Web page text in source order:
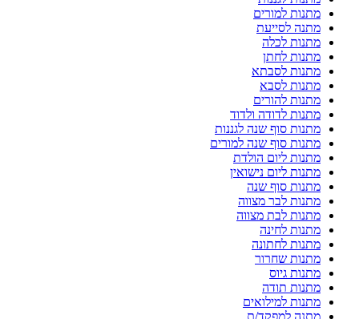
מתנות למורים
מתנה לסייעת
מתנות לכלה
מתנות לחתן
מתנות לסבתא
מתנות לסבא
מתנות להורים
מתנות לדודה ולדוד
מתנות סוף שנה לגננות
מתנות סוף שנה למורים
מתנות ליום הולדת
מתנות ליום נישואין
מתנות סוף שנה
מתנות לבר מצווה
מתנות לבת מצווה
מתנות לחינה
מתנות לחתונה
מתנות שחרור
מתנות גיוס
מתנות תודה
מתנות למילואים